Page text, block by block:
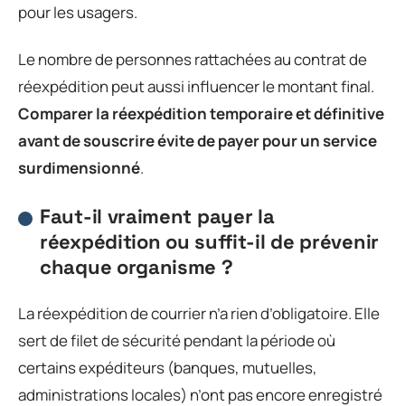
pour les usagers.
Le nombre de personnes rattachées au contrat de
réexpédition peut aussi influencer le montant final.
Comparer la réexpédition temporaire et définitive
avant de souscrire évite de payer pour un service
surdimensionné.
Faut-il vraiment payer la
réexpédition ou suffit-il de prévenir
chaque organisme ?
La réexpédition de courrier n’a rien d’obligatoire. Elle
sert de filet de sécurité pendant la période où
certains expéditeurs (banques, mutuelles,
administrations locales) n’ont pas encore enregistré